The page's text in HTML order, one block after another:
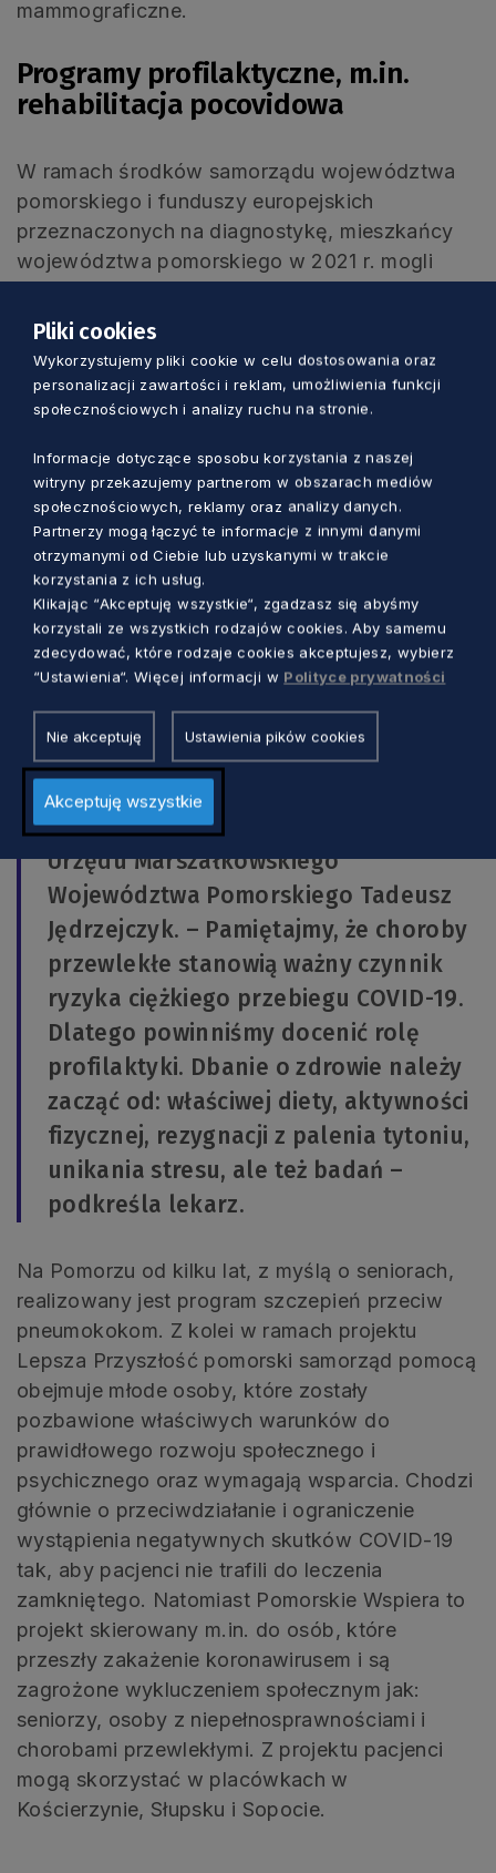
mammograficzne.
Programy profilaktyczne, m.in.
rehabilitacja pocovidowa
W ramach środków samorządu województwa
pomorskiego i funduszy europejskich
przeznaczonych na diagnostykę, mieszkańcy
województwa pomorskiego w 2021 r. mogli
profilaktycznych. Chodziło m.in. o badania
przesiewowe u aktywnych zawodowo
Pomorzan wykrywające cukrzycę typu 2 czy
program rehabilitacji kardiologicznej dla osób z
kardiologicznych, a także po przejściu COVID-
19. W minionym roku dobiegły końca programy
wykrywające raka szyjki macicy (cytologia) i
jelita grubego (kolonoskopia) dla aktywnych
zawodowo mieszkańców.
– Pomimo że mamy pandemię, to nie
możemy zapomnieć o regularnych
badaniach profilaktycznych, do
których zachęcam mieszkańców
naszego regionu – mówi lekarz i
dyrektor Departamentu Zdrowia
Urzędu Marszałkowskiego
Województwa Pomorskiego Tadeusz
Jędrzejczyk. – Pamiętajmy, że choroby
przewlekłe stanowią ważny czynnik
ryzyka ciężkiego przebiegu COVID-19.
Dlatego powinniśmy docenić rolę
profilaktyki. Dbanie o zdrowie należy
zacząć od: właściwej diety, aktywności
fizycznej, rezygnacji z palenia tytoniu,
unikania stresu, ale też badań –
podkreśla lekarz.
Na Pomorzu od kilku lat, z myślą o seniorach,
realizowany jest program szczepień przeciw
pneumokokom. Z kolei w ramach projektu
Lepsza Przyszłość pomorski samorząd pomocą
obejmuje młode osoby, które zostały
pozbawione właściwych warunków do
prawidłowego rozwoju społecznego i
psychicznego oraz wymagają wsparcia. Chodzi
głównie o przeciwdziałanie i ograniczenie
wystąpienia negatywnych skutków COVID-19
tak, aby pacjenci nie trafili do leczenia
zamkniętego. Natomiast Pomorskie Wspiera to
projekt skierowany m.in. do osób, które
przeszły zakażenie koronawirusem i są
zagrożone wykluczeniem społecznym jak:
seniorzy, osoby z niepełnosprawnościami i
chorobami przewlekłymi. Z projektu pacjenci
mogą skorzystać w placówkach w
Kościerzynie, Słupsku i Sopocie.
Pliki cookies
Wykorzystujemy pliki cookie w celu dostosowania oraz
personalizacji zawartości i reklam, umożliwienia funkcji
społecznościowych i analizy ruchu na stronie.
Informacje dotyczące sposobu korzystania z naszej
witryny przekazujemy partnerom w obszarach mediów
społecznościowych, reklamy oraz analizy danych.
Partnerzy mogą łączyć te informacje z innymi danymi
otrzymanymi od Ciebie lub uzyskanymi w trakcie
korzystania z ich usług.
Klikając “Akceptuję wszystkie“, zgadzasz się abyśmy
korzystali ze wszystkich rodzajów cookies. Aby samemu
zdecydować, które rodzaje cookies akceptujesz, wybierz
“Ustawienia“. Więcej informacji w Polityce prywatności
Nie akceptuję Ustawienia pików cookies
Akceptuję wszystkie